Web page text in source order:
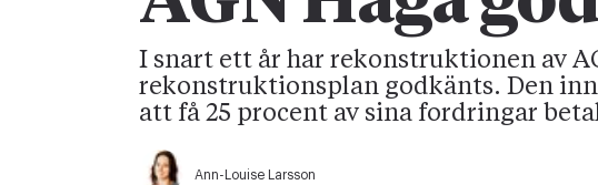
I snart ett år har rekonstruktionen av
rekonstruktionsplan godkänts. Den
att få 25 procent av sina fordringar
Ann-Louise Larsson